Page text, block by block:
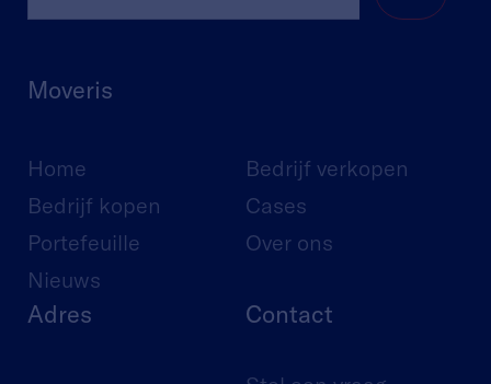
Moveris
Home
Bedrijf verkopen
Bedrijf kopen
Cases
Portefeuille
Over ons
Nieuws
Adres Contact